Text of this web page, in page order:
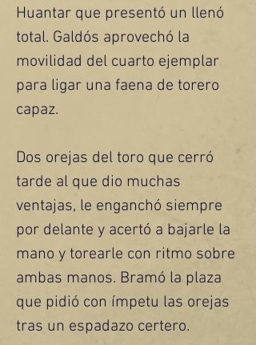
Huantar que presentó un llenó
total. Galdós aprovechó la
movilidad del cuarto ejemplar
para ligar una faena de torero
capaz.
Dos orejas del toro que cerró
tarde al que dio muchas
ventajas, le enganchó siempre
por delante y acertó a bajarle la
mano y torearle con ritmo sobre
ambas manos. Bramó la plaza
que pidió con ímpetu las orejas
tras un espadazo certero.